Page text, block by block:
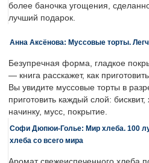
более баночка угощения,
лучший подарок.
Анна Аксёнова: Муссовые торты.
Безупречная форма, гладкое
— книга расскажет, как
Вы увидите муссовые торты в
приготовить каждый слой: бисквит,
начинку, мусс, покрытие.
Софи Дюпюи-Голье: Мир хлеба. 100
хлеба со всего мира